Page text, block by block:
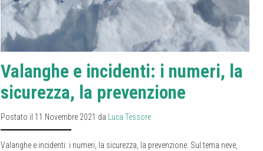
Valanghe e incidenti: i numeri, la
sicurezza, la prevenzione
Postato il 11 Novembre 2021 da Luca Tessore
Valanghe e incidenti: i numeri, la sicurezza, la prevenzione. Sul tema neve,